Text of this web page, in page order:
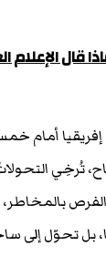
قال الإعلام
أمام
تُرخِي
بالمخاطر،
بل تحوّل إلى